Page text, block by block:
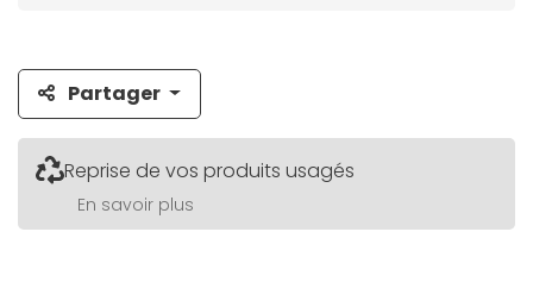
Partager
Reprise de vos produits usagés
En savoir plus